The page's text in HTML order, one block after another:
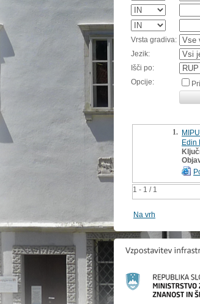
Vrsta gradiva:
Jezik:
Išči po:
Opcije:
1 - 1 / 1
1.
Edin
Na vrh